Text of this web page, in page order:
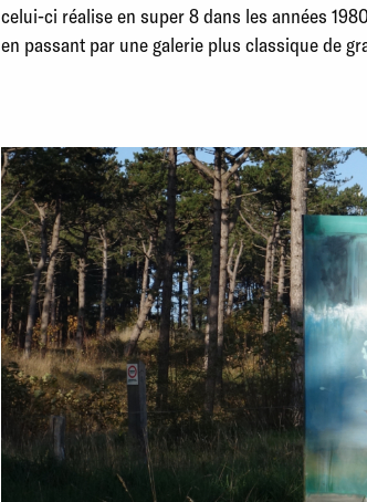
celui-ci réalise en super 8 dans les années
en passant par une galerie plus classique de